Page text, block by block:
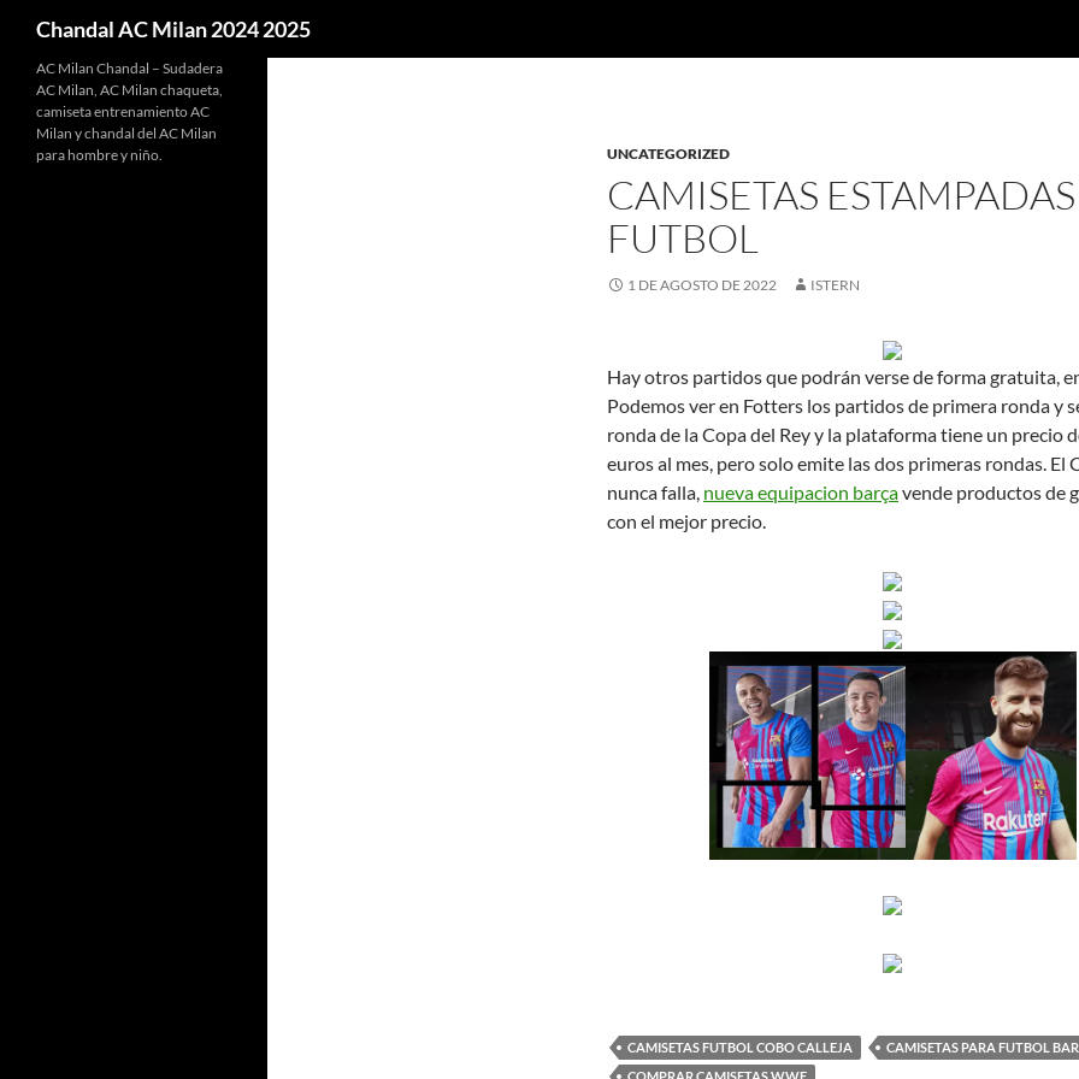
Chandal AC Milan 2024 2025
UNCATEGORIZED
CAMISETAS
FUTBOL
1 DE AGOSTO DE 2022 ISTERN
Hay otros partidos que podrán verse de forma gratuita,
Podemos ver en Fotters los partidos de primera ronda y
ronda de la Copa del Rey y la plataforma tiene un precio
euros al mes, pero solo emite las dos primeras rondas. El
nunca falla, nueva equipacion barçavende productos de
con el mejor precio.
CAMISETAS FUTBOL COBO CALLEJA
CAMISETAS PARA FUTBOL
AC Milan Chandal – Sudadera
AC Milan, AC Milan chaqueta,
camiseta entrenamiento AC
Milan y chandal del AC Milan
para hombre y niño.